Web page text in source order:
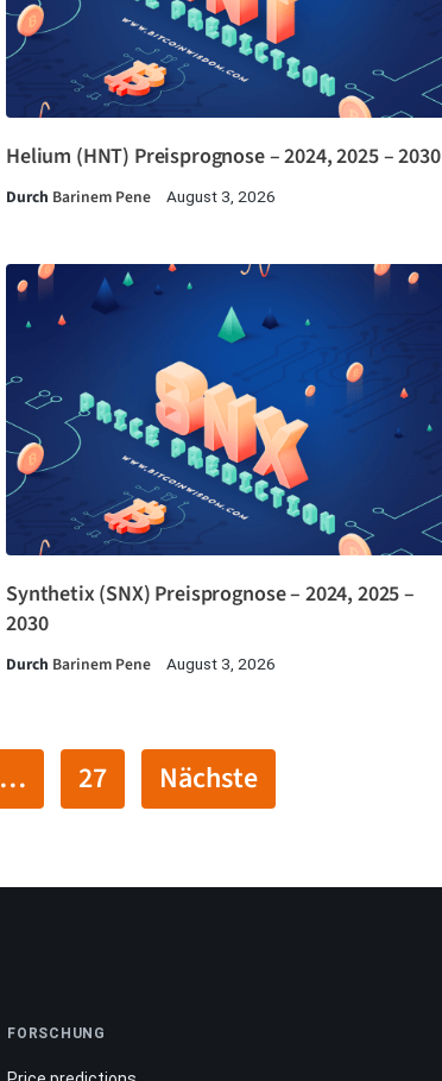
Helium (HNT) Preisprognose – 2024, 2025 – 2030
Durch Barinem Pene August 3, 2026
Synthetix (SNX) Preisprognose – 2024, 2025 –
2030
Durch Barinem Pene August 3, 2026
… 27 Nächste
FORSCHUNG